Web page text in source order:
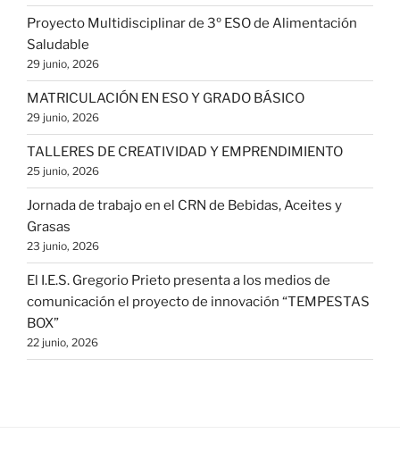
Proyecto Multidisciplinar de 3º ESO de Alimentación
Saludable
29 junio, 2026
MATRICULACIÓN EN ESO Y GRADO BÁSICO
29 junio, 2026
TALLERES DE CREATIVIDAD Y EMPRENDIMIENTO
25 junio, 2026
Jornada de trabajo en el CRN de Bebidas, Aceites y
Grasas
23 junio, 2026
El I.E.S. Gregorio Prieto presenta a los medios de
comunicación el proyecto de innovación “TEMPESTAS
BOX”
22 junio, 2026